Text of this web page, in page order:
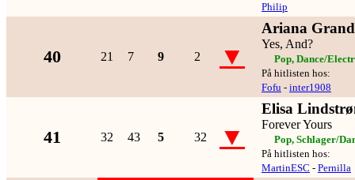
Philip
40 21 7 9 2 ▼
Ariana
Yes, And?
Pop, Dance/
På hitlisten hos:
Fofu - inter1908
41 32 43 5 32 ▼
Elisa
Forever Yours
Pop, Schlager/
På hitlisten hos:
MartinESC - Pernilla